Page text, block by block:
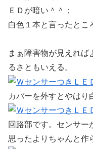
ＥＤが暗い＾＾；
白色１本と言ったとこ
まぁ障害物が見えれば
るさともいえる。
カバーを外すとやはり
回路部です。センサー
思ったよりちゃんと作